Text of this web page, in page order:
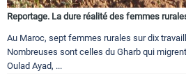
Reportage. La dure réalité des femmes
Au Maroc, sept femmes rurales sur dix
Nombreuses sont celles du Gharb qui
Oulad Ayad, ...